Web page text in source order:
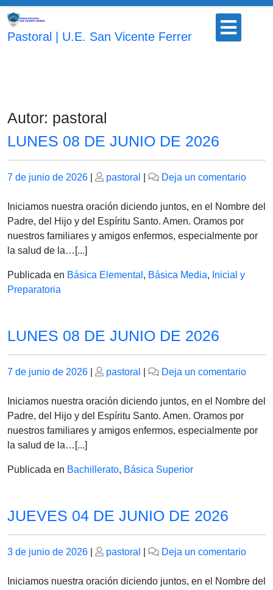
Saltar
contenido
Pastoral | U.E. San Vicente Ferrer
Botón
abrir
Autor: pastoral
LUNES 08 DE JUNIO DE 2026
Publicado
7 de junio de 2026
Publicado
pastoral Deja un comentarioen
08
Iniciamos nuestra oración diciendo juntos, en el Nombre del
Padre, del Hijo y del Espíritu Santo. Amen. Oramos por
nuestros familiares y amigos enfermos, especialmente por
la salud de la…[...]
Publicada en Básica Elemental , Básica Media, Inicial y
Preparatoria
LUNES 08 DE JUNIO DE 2026
Publicado
7 de junio de 2026
Publicado
pastoral Deja un comentarioen
08
Iniciamos nuestra oración diciendo juntos, en el Nombre del
Padre, del Hijo y del Espíritu Santo. Amen. Oramos por
nuestros familiares y amigos enfermos, especialmente por
la salud de la…[...]
Publicada en Bachillerato, Básica Superior
JUEVES 04 DE JUNIO DE 2026
Publicado
3 de junio de 2026
Publicado
pastoral Deja un comentarioen
04
Iniciamos nuestra oración diciendo juntos, en el Nombre del